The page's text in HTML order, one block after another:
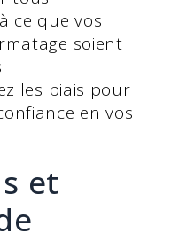
ce que vos
soient
les biais pour
en vos
et